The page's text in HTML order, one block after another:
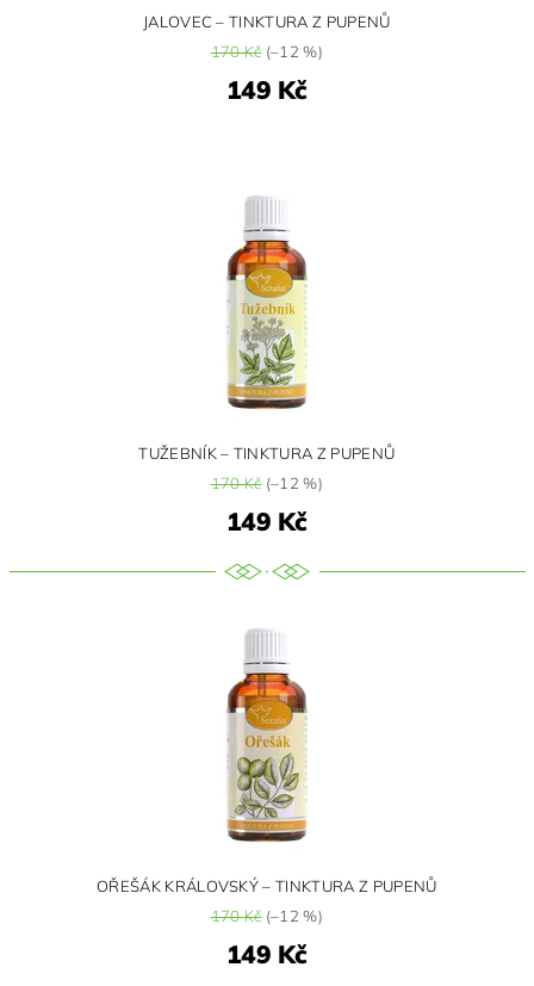
JALOVEC – TINKTURA Z PUPENŮ
170 Kč(–12 %)
149 Kč
TUŽEBNÍK – TINKTURA Z PUPENŮ
170 Kč(–12 %)
149 Kč
OŘEŠÁK KRÁLOVSKÝ – TINKTURA Z PUPENŮ
170 Kč(–12 %)
149 Kč